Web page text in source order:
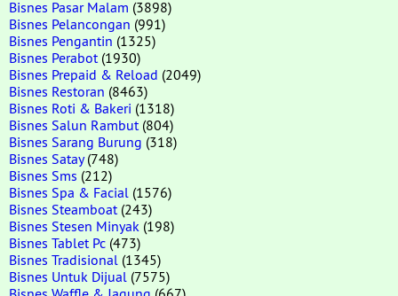
Bisnes Pasar Malam (3898)
Bisnes Pelancongan (991)
Bisnes Pengantin (1325)
Bisnes Perabot (1930)
Bisnes Prepaid & Reload (2049)
Bisnes Restoran (8463)
Bisnes Roti & Bakeri (1318)
Bisnes Salun Rambut (804)
Bisnes Sarang Burung (318)
Bisnes Satay(748)
Bisnes Sms (212)
Bisnes Spa & Facial (1576)
Bisnes Steamboat (243)
Bisnes Stesen Minyak (198)
Bisnes Tablet Pc (473)
Bisnes Tradisional (1345)
Bisnes Untuk Dijual (7575)